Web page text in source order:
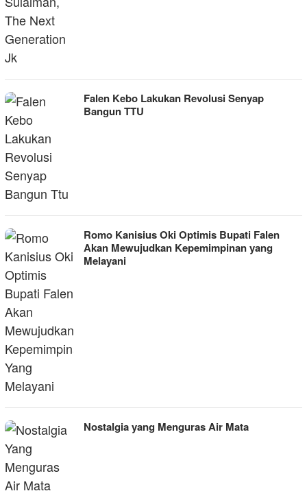
Falen Kebo Lakukan Revolusi Senyap
Bangun TTU
Romo Kanisius Oki Optimis Bupati Falen
Akan Mewujudkan Kepemimpinan yang
Melayani
Nostalgia yang Menguras Air Mata